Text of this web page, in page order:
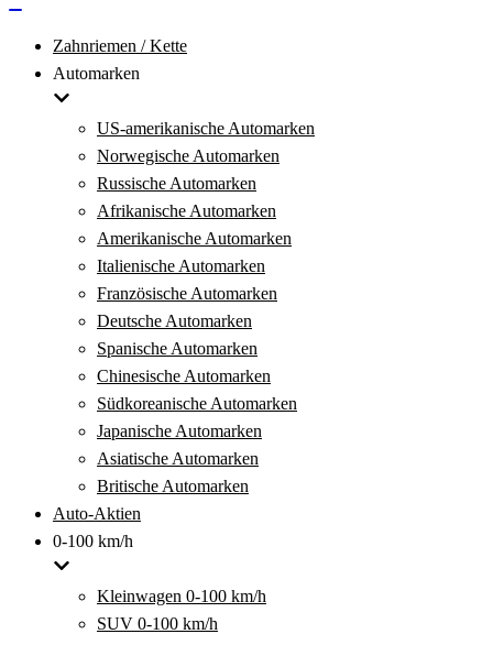
Zahnriemen / Kette
Automarken
US-amerikanische Automarken
Norwegische Automarken
Russische Automarken
Afrikanische Automarken
Amerikanische Automarken
Italienische Automarken
Französische Automarken
Deutsche Automarken
Spanische Automarken
Chinesische Automarken
Südkoreanische Automarken
Japanische Automarken
Asiatische Automarken
Britische Automarken
Auto-Aktien
0-100 km/h
Kleinwagen 0-100 km/h
SUV 0-100 km/h